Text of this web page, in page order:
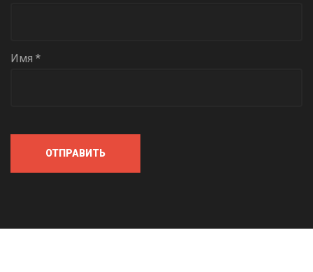
Имя *
ОТПРАВИТЬ